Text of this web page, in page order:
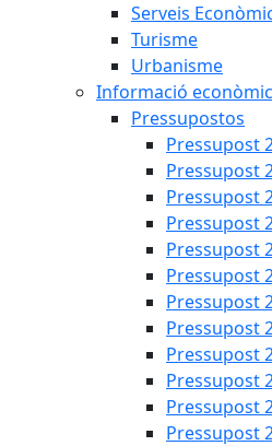
Serveis
Turisme
Urbanisme
Informació
Pressupostos
Pressupost
Pressupost
Pressupost
Pressupost
Pressupost
Pressupost
Pressupost
Pressupost
Pressupost
Pressupost
Pressupost
Pressupost